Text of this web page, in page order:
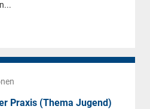
Praxis (Thema Jugend)